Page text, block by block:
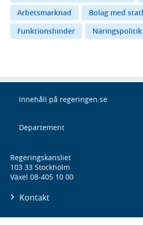
Arbetsmarknad
Bolag med
Funktionshinder
Näringspolitik
Innehåll på regeringen.se
Departement
Regeringskansliet
103 33 Stockholm
Växel 08-405 10 00
Kontakt